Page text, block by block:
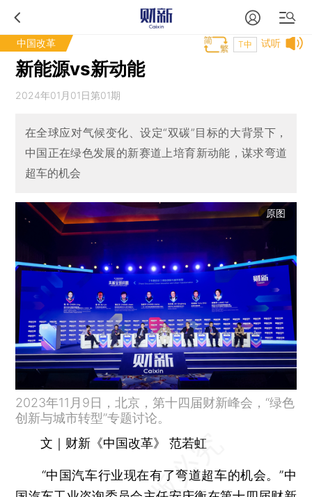
中国改革 试听
T中
新能源vs新动能
2024年01月01日第01期
在全球应对气候变化、设定“双碳”目标的大背景下，
中国正在绿色发展的新赛道上培育新动能，谋求弯道
超车的机会
原图
2023年11月9日，北京，第十四届财新峰会，“绿色
创新与城市转型”专题讨论。
文｜财新《中国改革》 范若虹
“中国汽车行业现在有了弯道超车的机会。”中